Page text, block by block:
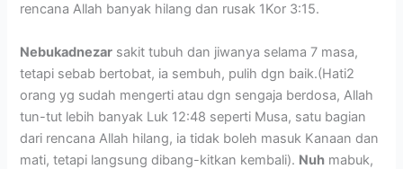
rencana Allah banyak hilang dan rusak 1Kor 3:15.
Nebukadnezar sakit tubuh dan jiwanya selama 7 masa,
tetapi sebab bertobat, ia sembuh, pulih dgn baik.(Hati2
orang yg sudah mengerti atau dgn sengaja berdosa, Allah
tun-tut lebih banyak Luk 12:48 seperti Musa, satu bagian
dari rencana Allah hilang, ia tidak boleh masuk Kanaan dan
mati, tetapi langsung dibang-kitkan kembali). Nuh mabuk,